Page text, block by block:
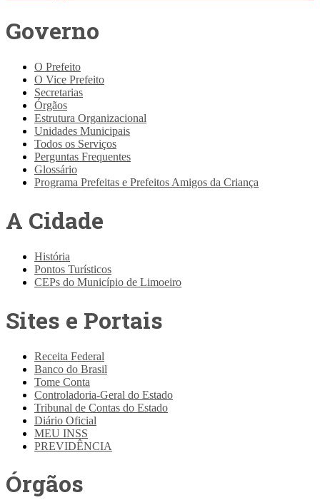
Governo
O Prefeito
O Vice Prefeito
Secretarias
Órgãos
Estrutura Organizacional
Unidades Municipais
Todos os Serviços
Perguntas Frequentes
Glossário
Programa Prefeitas e Prefeitos Amigos da Criança
A Cidade
História
Pontos Turísticos
CEPs do Município de Limoeiro
Sites e Portais
Receita Federal
Banco do Brasil
Tome Conta
Controladoria-Geral do Estado
Tribunal de Contas do Estado
Diário Oficial
MEU INSS
PREVIDÊNCIA
Órgãos